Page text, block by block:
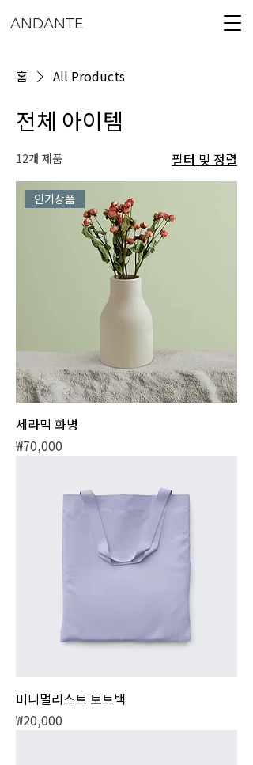
ANDANTE
홈 All Products
전체 아이템
12개 제품 필터 및 정렬
인기상품
세라믹 화병
가격
₩70,000
미니멀리스트 토트백
가격
₩20,000